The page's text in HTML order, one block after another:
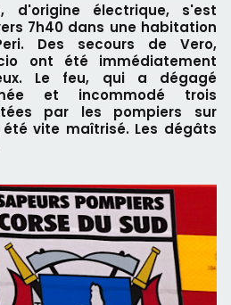
d'origine électrique, s'est
7h40 dans une habitation
Des secours de Vero,
ont été immédiatement
Le feu, qui a dégagé
et incommodé trois
par les pompiers sur
vite maîtrisé. Les dégâts